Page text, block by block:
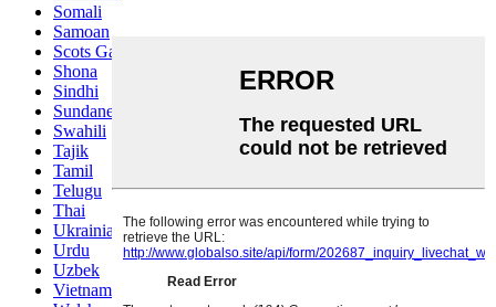
Somali
Samoan
Scots Gaelic
Shona
Sindhi
Sundanese
Swahili
Tajik
Tamil
Telugu
Thai
Ukrainian
Urdu
Uzbek
Vietnamese